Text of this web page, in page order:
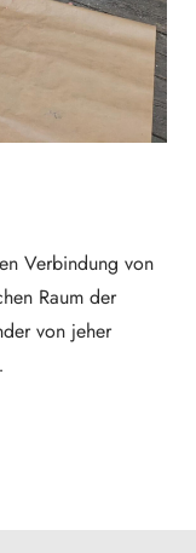
Verbindung von
Raum der
von jeher